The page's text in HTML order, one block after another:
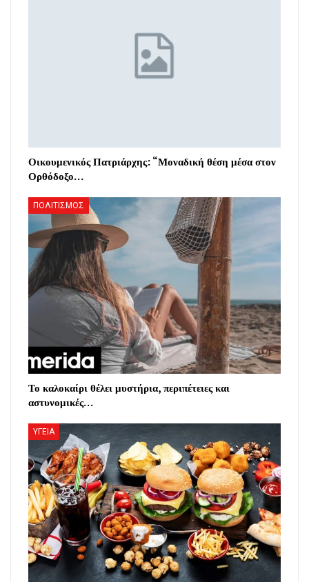
Οικουμενικός Πατριάρχης: “Μοναδική θέση μέσα στον
Ορθόδοξο…
ΠΟΛΙΤΙΣΜΟΣ
Το καλοκαίρι θέλει μυστήρια, περιπέτειες και
αστυνομικές…
ΥΓΕΙΑ